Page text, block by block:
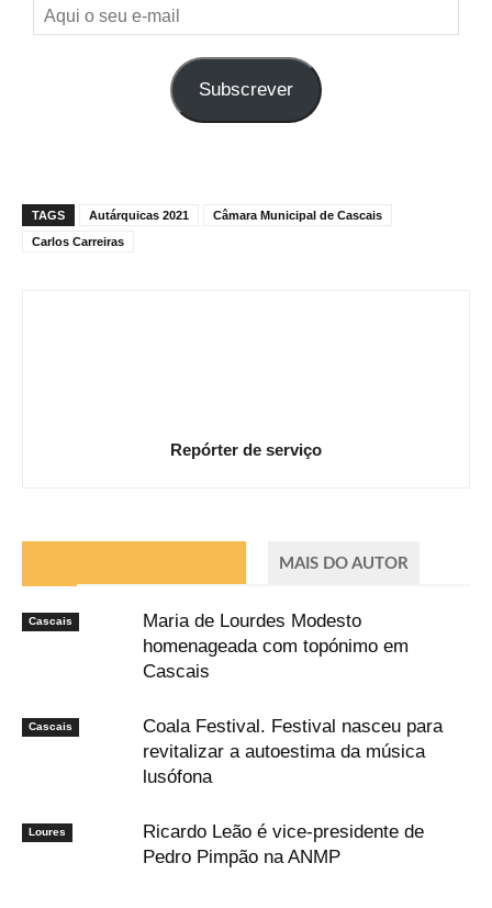
Aqui
o
Subscrever
TAGS Autárquicas 2021
Câmara Municipal de Cascais
Carlos Carreiras
Repórter de serviço
MAIS DO AUTOR
Cascais
Maria de Lourdes Modesto
homenageada com topónimo em
Cascais
Cascais
Coala Festival. Festival nasceu para
revitalizar a autoestima da música
lusófona
Loures
Ricardo Leão é vice-presidente de
Pedro Pimpão na ANMP